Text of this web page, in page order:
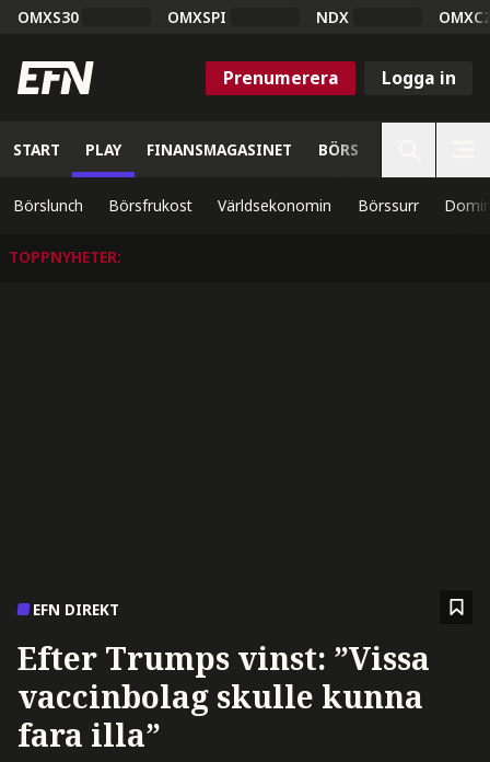
OMXS30 OMXSPI NDX
Prenumerera Logga in
START PLAY FINANSMAGASINET BÖRS
Börslunch Börsfrukost Världsekonomin Börssurr
TOPPNYHETER:
EFN DIREKT
Efter Trumps vinst: ”Vissa
vaccinbolag skulle kunna
fara illa”